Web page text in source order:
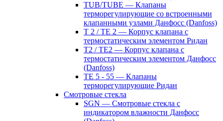
TUB/TUBE — Клапаны
терморегулирующие со встроенными
клапанными узлами Данфосс (Danfoss)
T 2 / TE 2 — Корпус клапана с
термостатическим элементом Ридан
T2 / TE2 — Корпус клапана с
термостатическим элементом Данфосс
(Danfoss)
TE 5 - 55 — Клапаны
терморегулирующие Ридан
Смотровые стекла
SGN — Смотровые стекла с
индикатором влажности Данфосс